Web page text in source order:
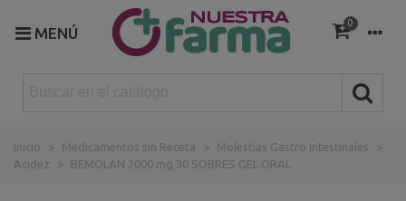
MENÚ
0
Inicio > Medicamentos sin Receta > Molestias Gastro Intestinales
>
Acidez
> BEMOLAN 2000 mg 30 SOBRES GEL ORAL